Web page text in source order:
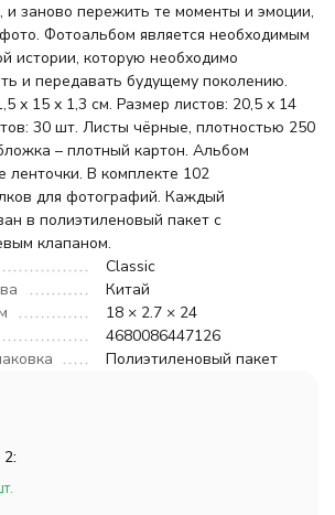
и заново пережить те моменты и эмоции,
Фотоальбом является необходимым
истории, которую необходимо
и передавать будущему поколению.
х 15 х 1,3 см. Размер листов: 20,5 х 14
30 шт. Листы чёрные, плотностью 250
– плотный картон. Альбом
ленточки. В комплекте 102
для фотографий. Каждый
в полиэтиленовый пакет с
клапаном.
Classic
Китай
18 × 2.7 × 24
4680086447126
Полиэтиленовый пакет